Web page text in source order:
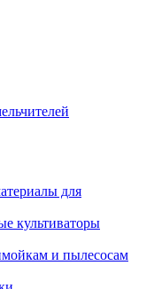
для
культиваторы
и пылесосам